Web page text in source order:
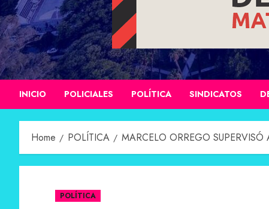
INICIO POLICIALES POLÍTICA SINDICATOS
Home POLÍTICA MARCELO ORREGO
POLÍTICA